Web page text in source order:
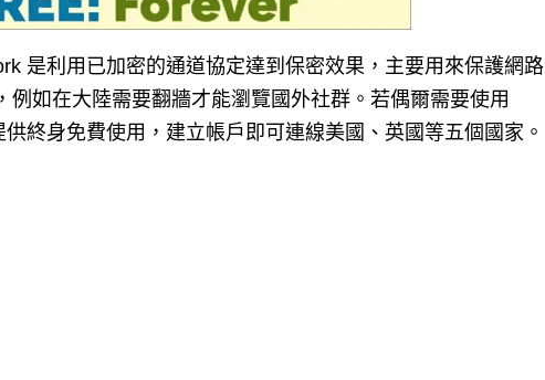
是利用已加密的通道協定達到保密效果，主要用來保護網路
如在大陸需要翻牆才能瀏覽國外社群。若偶爾需要使用
供終身免費使用，建立帳戶即可連線美國、英國等五個國家。